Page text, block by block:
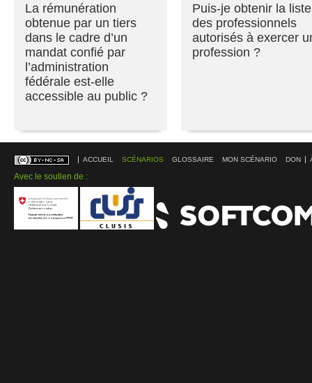
La rémunération
obtenue par un tiers
dans le cadre d’un
mandat confié par
l’administration
fédérale est-elle
accessible au public ?
Puis-je obtenir la liste
des professionnels
autorisés à exercer
profession ?
ACCUEIL SCÉNARIOS GLOSSAIRE MON SCÉNARIO DON
Avec le soutien de :